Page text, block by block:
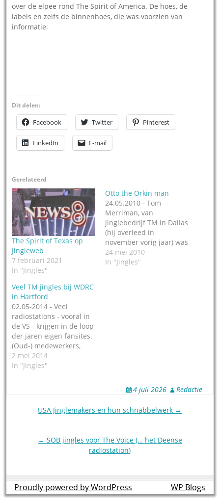
over de elpee rond The Spirit of America. De hoes, de
labels en zelfs de binnenhoes, die was voorzien van
informatie.
Dit delen:
Facebook Twitter Pinterest
LinkedIn E-mail
Gerelateerd
The Spirit of Texas op
Jingleweb
7 februari 2021
In "Jingles"
Otto the Orkin man
24.05.2010 - Tom
Merriman, van
jinglebedrijf TM in Dallas
(hij overleed in
november vorig jaar) was
behalve jinglecomponist
voor CRC, Gwinsound en
24 mei 2010
In "Jingles"
Veel TM jingles bij WDRC
in Hartford
02.05-2014 - Veel
radiostations - vooral in
de VS - krijgen in de loop
der jaren eigen fansites.
(Oud-) medewerkers,
fans en/of luisteraars
wijden een reeks
jingles van het station
2 mei 2014
In "Jingles"
4 juli 2026 Redactie
USA Jinglemakers en hun schnabbelwerk →
← SOB jingles voor The Voice (… het Deense
radiostation)
Proudly powered by WordPress theme byWP Blogs